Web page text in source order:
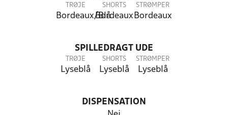
TRØJE
Bordeaux/Blå
SHORTS
Bordeaux
STRØMPER
Bordeaux
SPILLEDRAGT UDE
TRØJE
Lyseblå
SHORTS
Lyseblå
STRØMPER
Lyseblå
DISPENSATION